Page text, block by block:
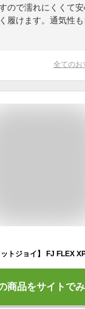
ので濡れにくくて
履けます。通気性
全てのお
商品をサイトで